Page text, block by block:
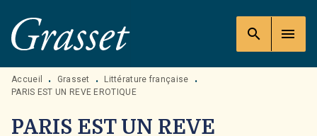
MENU RECHERCHE
PIED DE PAGE
search menu
Accueil • Grasset • Littérature française
•
PARIS EST UN REVE EROTIQUE
PARIS EST UN REVE